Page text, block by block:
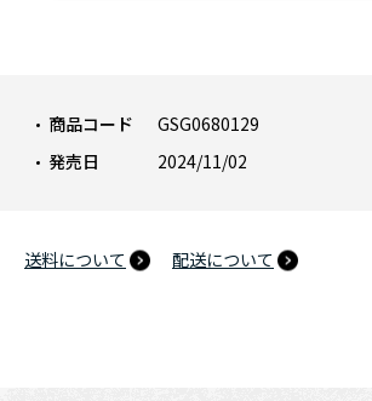
商品コード
GSG0680129
発売日
2024/11/02
送料について 配送について